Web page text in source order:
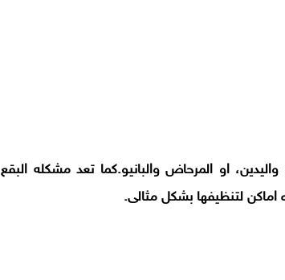
او المرحاض والبانيو.كما تعد مشكله البقع
اماكن لتنظيفها بشكل مثالى.